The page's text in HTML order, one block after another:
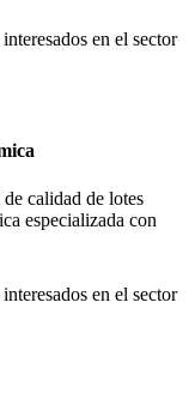
en el sector
calidad de lotes
especializada con
en el sector